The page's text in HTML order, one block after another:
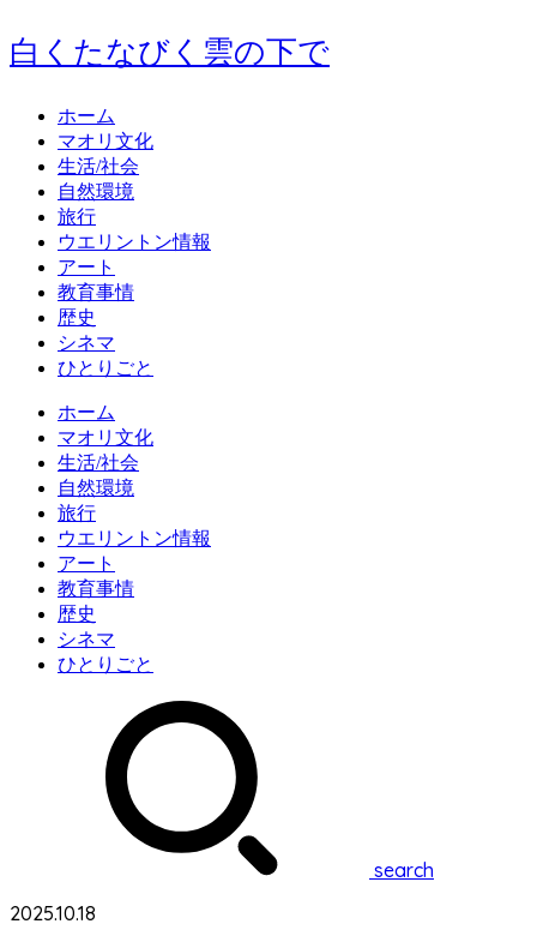
白くたなびく雲の下で
ホーム
マオリ文化
生活/社会
自然環境
旅行
ウエリントン情報
アート
教育事情
歴史
シネマ
ひとりごと
ホーム
マオリ文化
生活/社会
自然環境
旅行
ウエリントン情報
アート
教育事情
歴史
シネマ
ひとりごと
search
2025.10.18